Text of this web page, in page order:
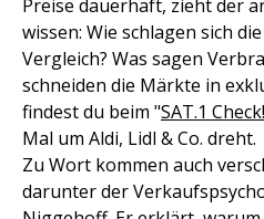
Preise dauerhaft, zieht der
wissen: Wie schlagen sich
Vergleich? Was sagen
schneiden die Märkte in
findest du beim "SAT.1 Check!
Mal um Aldi, Lidl & Co. dreht.
Zu Wort kommen auch
darunter der